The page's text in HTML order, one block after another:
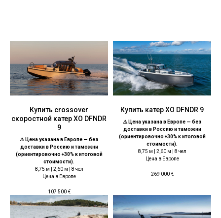
Купить crossover
скоростной катер ХО DFNDR
9
⚠️ Цена указана в Европе — без
доставки в Россию и таможни
(ориентировочно +30% к итоговой
стоимости).
8,75 м | 2,60 м | 8 чел
Цена в Европе
107 500 €
Купить катер ХО DFNDR 9
⚠️ Цена указана в Европе — без
доставки в Россию и таможни
(ориентировочно +30% к итоговой
стоимости).
8,75 м | 2,60 м | 8 чел
Цена в Европе
269 000 €